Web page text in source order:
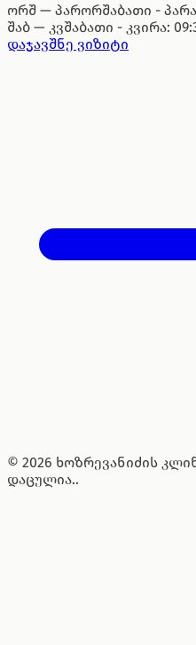
ორშ — პარორშაბათი -
შაბ — კვშაბათი - კვირა:
დაჯავშნე ვიზიტი
© 2026 ხოზრევანიძის
დაცულია..